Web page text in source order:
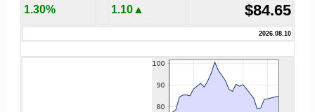
$84.65
▲1.10
1.30%
2026.08.10